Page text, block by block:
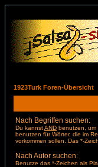
1923Turk Foren-Übersicht
Nach Begriffen suchen:
Du kannstAND benutzen, um
benutzen für Wörter, die im
vorkommen sollen. Das *-
Nach Autor suchen:
Benutze das *-Zeichen als